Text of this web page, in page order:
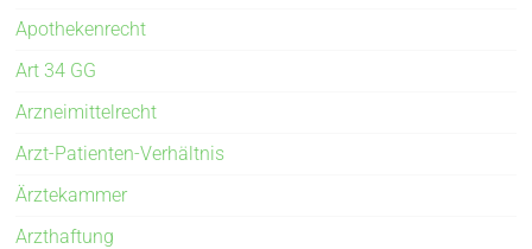
Apothekenrecht
Art 34 GG
Arzneimittelrecht
Arzt-Patienten-Verhältnis
Ärztekammer
Arzthaftung